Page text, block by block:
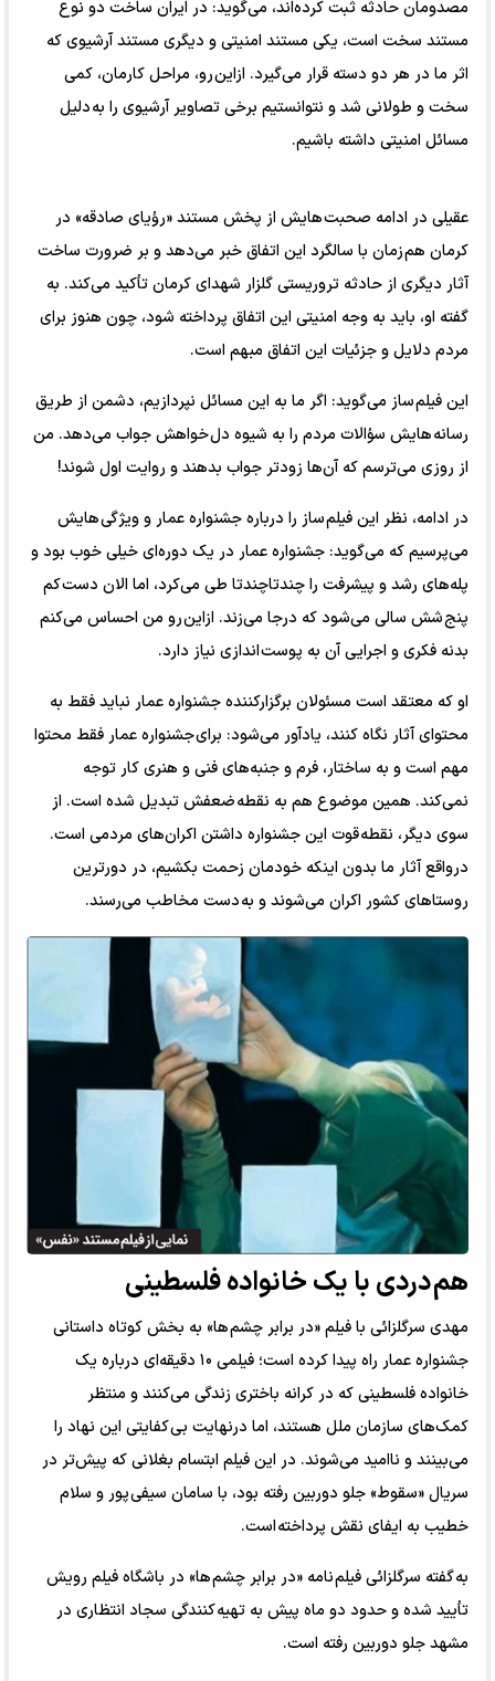
مصدومان حادثه ثبت کرده‌اند، می‌گوید: در ایران ساخت دو نوع
مستند سخت است، یکی مستند امنیتی و دیگری مستند آرشیوی که
اثر ما در هر دو دسته قرار می‌گیرد. ازاین رو، مراحل کارمان، کمی
سخت و طولانی شد و نتوانستیم برخی تصاویر آرشیوی را به دلیل
مسائل امنیتی داشته باشیم.
عقیلی در ادامه صحبت هایش از پخش مستند «رؤیای صادقه» در
کرمان هم زمان با سالگرد این اتفاق خبر می‌دهد و بر ضرورت ساخت
آثار دیگری از حادثه تروریستی گلزار شهدای کرمان تأکید می‌کند. به
گفته او، باید به وجه امنیتی این اتفاق پرداخته شود، چون هنوز برای
مردم دلایل و جزئیات این اتفاق مبهم است.
این فیلم ساز می‌گوید: اگر ما به این مسائل نپردازیم، دشمن از طریق
رسانه هایش سؤالات مردم را به شیوه دل خواهش جواب می‌دهد. من
از روزی می‌ترسم که آن‌ها زودتر جواب بدهند و روایت اول شوند!
در ادامه، نظر این فیلم ساز را درباره جشنواره عمار و ویژگی هایش
می‌پرسیم که می‌گوید: جشنواره عمار در یک دوره‌ای خیلی خوب بود و
پله‌های رشد و پیشرفت را چندتاچندتا طی می‌کرد، اما الان دست کم
پنج شش سالی می‌شود که درجا می‌زند. ازاین رو من احساس می‌کنم
بدنه فکری و اجرایی آن به پوست اندازی نیاز دارد.
او که معتقد است مسئولان برگزارکننده جشنواره عمار نباید فقط به
محتوای آثار نگاه کنند، یادآور می‌شود: برای جشنواره عمار فقط محتوا
مهم است و به ساختار، فرم و جنبه‌های فنی و هنری کار توجه
نمی‌کند. همین موضوع هم به نقطه ضعفش تبدیل شده است. از
سوی دیگر، نقطه قوت این جشنواره داشتن اکران‌های مردمی است.
درواقع آثار ما بدون اینکه خودمان زحمت بکشیم، در دورترین
روستا‌های کشور اکران می‌شوند و به دست مخاطب می‌رسند.
هم دردی با یک خانواده فلسطینی
مهدی سرگلزائی با فیلم «در برابر چشم ها» به بخش کوتاه داستانی
جشنواره عمار راه پیدا کرده است؛ فیلمی ۱۰ دقیقه‌ای درباره یک
خانواده فلسطینی که در کرانه باختری زندگی می‌کنند و منتظر
کمک‌های سازمان ملل هستند، اما درنهایت بی کفایتی این نهاد را
می‌بینند و ناامید می‌شوند. در این فیلم ابتسام بغلانی که پیش‌تر در
سریال «سقوط» جلو دوربین رفته بود، با سامان سیفی پور و سلام
خطیب به ایفای نقش پرداخته است.
به گفته سرگلزائی فیلم نامه «در برابر چشم ها» در باشگاه فیلم رویش
تأیید شده و حدود دو ماه پیش به تهیه کنندگی سجاد انتظاری در
مشهد جلو دوربین رفته است.